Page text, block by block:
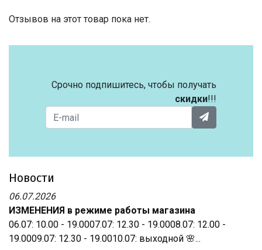
Отзывов на этот товар пока нет.
Срочно подпишитесь, чтобы получать
скидки!!!
Новости
06.07.2026
ИЗМЕНЕНИЯ в режиме работы магазина
06.07: 10.00 - 19.0007.07: 12.30 - 19.0008.07: 12.00 -
19.0009.07: 12.30 - 19.0010.07: выходной 🌸...